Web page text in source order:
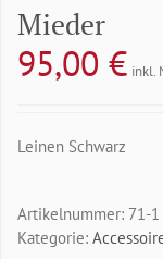
Mieder
95,00 € inkl.
Leinen Schwarz
Artikelnummer: 71-1
Kategorie: